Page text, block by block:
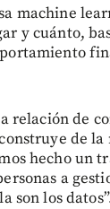
machine
y cuánto,
relación de
de la
hecho un
a
son los